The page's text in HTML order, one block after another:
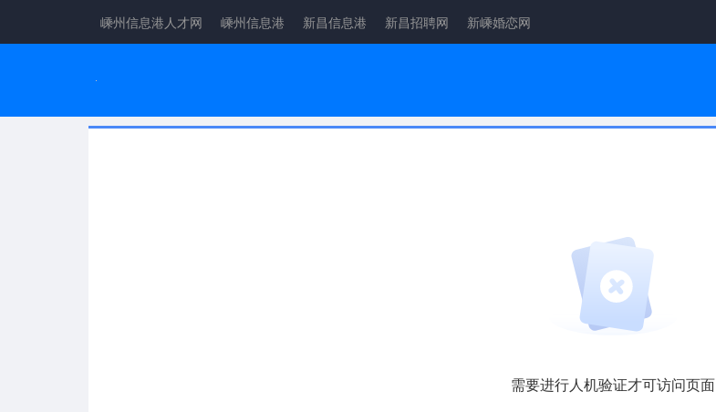
嵊州信息港人才网 嵊州信息港 新昌信息港 新昌招聘网 新嵊婚恋网
需要进行人机验证才可访问页面